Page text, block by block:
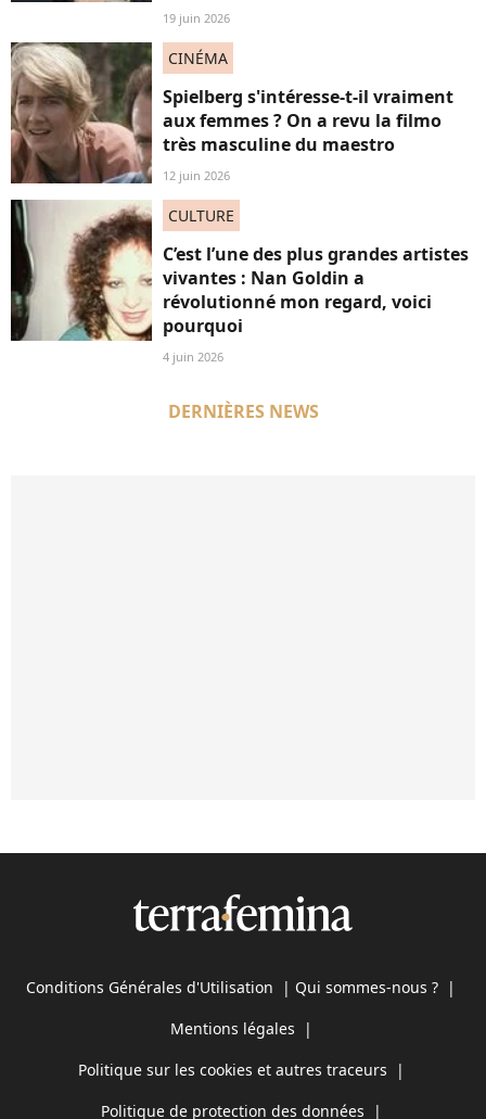
19 juin 2026
CINÉMA
Spielberg s'intéresse-t-il vraiment
aux femmes ? On a revu la filmo
très masculine du maestro
12 juin 2026
CULTURE
C’est l’une des plus grandes artistes
vivantes : Nan Goldin a
révolutionné mon regard, voici
pourquoi
4 juin 2026
DERNIÈRES NEWS
Conditions Générales d'Utilisation | Qui sommes-nous ? |
Mentions légales |
Politique sur les cookies et autres traceurs |
Politique de protection des données |